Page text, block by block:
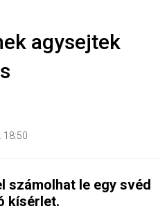
agysejtek
18:50
számolhat le egy svéd
kísérlet.